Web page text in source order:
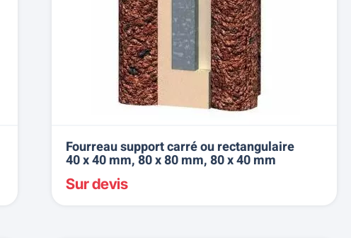
Fourreau support carré ou rectangulaire
40 x 40 mm, 80 x 80 mm, 80 x 40 mm
Sur devis